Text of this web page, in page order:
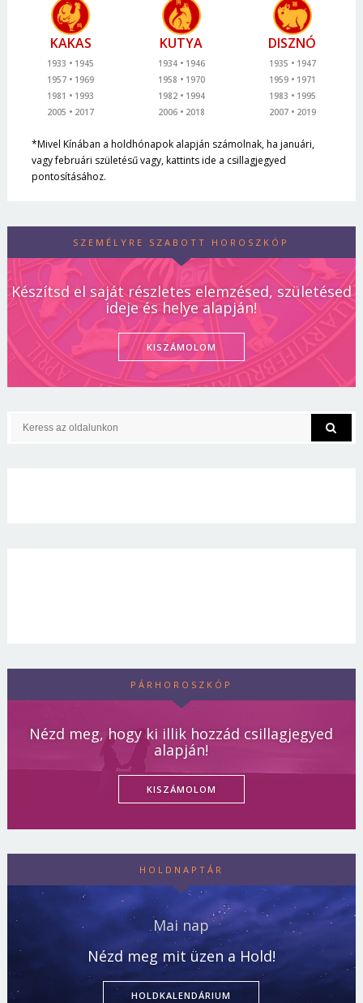
KAKAS
1933
1945
1957
1969
1981
1993
2005
2017
KUTYA
1934
1946
1958
1970
1982
1994
2006
2018
DISZNÓ
1935
1947
1959
1971
1983
1995
2007
2019
*Mivel Kínában a holdhónapok alapján számolnak, ha januári,
vagy februári születésű vagy, kattints ide a csillagjegyed
pontosításához.
SZEMÉLYRE SZABOTT HOROSZKÓP
Készítsd el saját részletes elemzésed, születésed
ideje és helye alapján!
KISZÁMOLOM
PÁRHOROSZKÓP
Nézd meg, hogy ki illik hozzád csillagjegyed
alapján!
KISZÁMOLOM
HOLDNAPTÁR
Mai nap
Nézd meg mit üzen a Hold!
HOLDKALENDÁRIUM